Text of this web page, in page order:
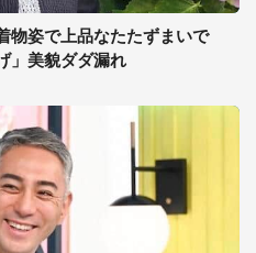
物姿で上品なたたずまいで
」美貌ダダ漏れ